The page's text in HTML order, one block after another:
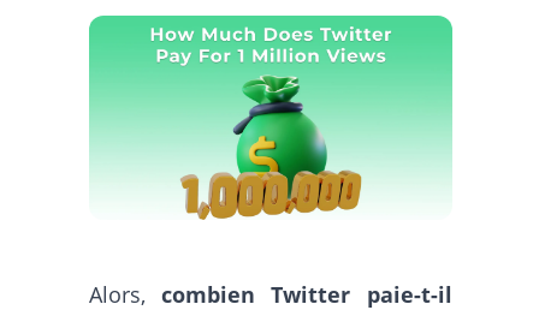
Alors,combien Twitter paie-t-il